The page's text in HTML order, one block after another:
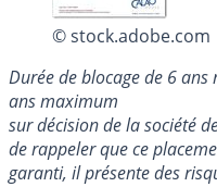
© stock.adobe.com
Durée de blocage de 6
ans maximum
sur décision de la société
de rappeler que ce
garanti, il présente des